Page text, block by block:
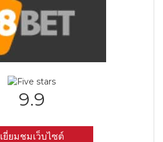
9.9
เยี่ยมชมเว็บไซต์